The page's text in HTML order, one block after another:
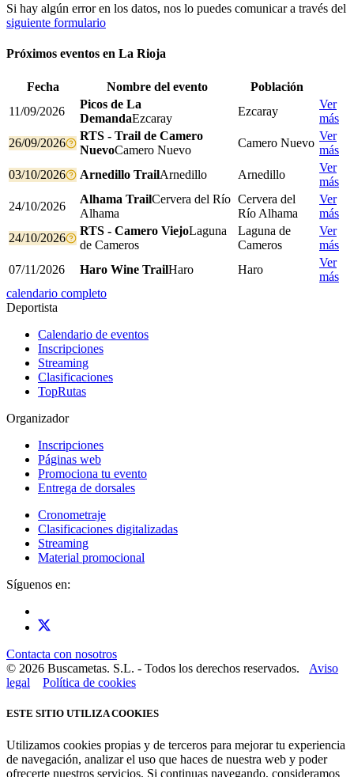
Si hay algún error en los datos, nos lo puedes comunicar a través del
siguiente formulario
Próximos eventos en La Rioja
Fecha Nombre del evento
Población
11/09/2026
Picos de La
DemandaEzcaray
Ezcaray
Ver
más
26/09/2026
RTS - Trail de Camero
NuevoCamero Nuevo
Camero Nuevo
Ver
más
03/10/2026
Arnedillo TrailArnedillo Arnedillo
Ver
más
24/10/2026
Alhama TrailCervera del Río
Alhama
Cervera del
Río Alhama
Ver
más
24/10/2026
RTS - Camero ViejoLaguna
de Cameros
Laguna de
Cameros
Ver
más
07/11/2026
Haro Wine TrailHaro Haro
Ver
más
calendario completo
Deportista
Calendario de eventos
Inscripciones
Streaming
Clasificaciones
TopRutas
Organizador
Inscripciones
Páginas web
Promociona tu evento
Entrega de dorsales
Cronometraje
Clasificaciones digitalizadas
Streaming
Material promocional
Síguenos en:
Contacta con nosotros
© 2026 Buscametas. S.L. - Todos los derechos reservados. Aviso
legal
Política de cookies
ESTE SITIO UTILIZA COOKIES
Utilizamos cookies propias y de terceros para mejorar tu experiencia
de navegación, analizar el uso que haces de nuestra web y poder
ofrecerte nuestros servicios. Si continuas navegando, consideramos